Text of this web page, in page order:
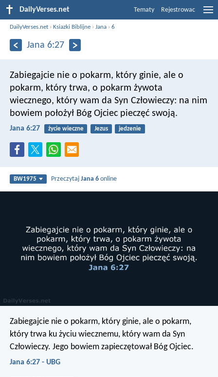
DailyVerses.net Tematy Rejestrowac
DailyVerses.net ›Ksiazki Biblijne ›Jana ›6
Jana 6:27
Zabiegajcie nie o pokarm, który ginie, ale o
pokarm, który trwa, o pokarm żywota
wiecznego, który wam da Syn Człowieczy: na nim
bowiem położył Bóg Ojciec pieczęć swoją.
Jana 6:27 życie wieczne Jezus jedzenie
BW1975 PrzeczytajJana 6 online
Zabiegajcie nie o pokarm, który ginie, ale o pokarm,
który trwa ku życiu wiecznemu, który wam da Syn
Człowieczy. Jego bowiem zapieczętował Bóg Ojciec.
Jana 6:27 - UBG